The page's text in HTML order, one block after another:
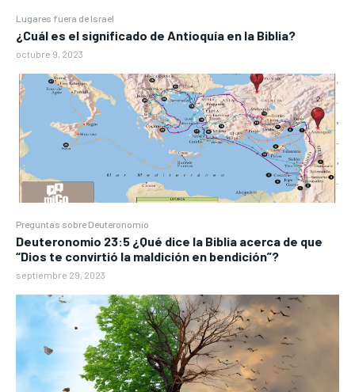
Lugares fuera de Israel
¿Cuál es el significado de Antioquía en la Biblia?
octubre 9, 2023
Preguntas sobre Deuteronomio
Deuteronomio 23:5 ¿Qué dice la Biblia acerca de que
“Dios te convirtió la maldición en bendición”?
septiembre 29, 2023